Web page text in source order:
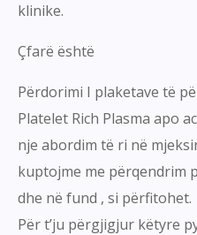
klinike.
Çfarë është
Përdorimi I plaketave të
Platelet Rich Plasma apo
nje abordim të ri në
kuptojme me përqendrim
dhe në fund , si përfitohet.
Për t’ju përgjigjur këtyre